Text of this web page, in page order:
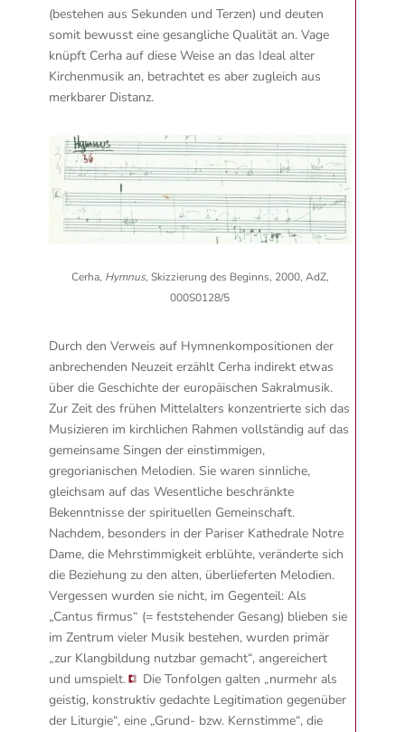
(bestehen aus Sekunden und Terzen) und deuten
somit bewusst eine gesangliche Qualität an. Vage
knüpft Cerha auf diese Weise an das Ideal alter
Kirchenmusik an, betrachtet es aber zugleich aus
merkbarer Distanz.
Cerha, Hymnus, Skizzierung des Beginns, 2000, AdZ,
000S0128/5
Durch den Verweis auf Hymnenkompositionen der
anbrechenden Neuzeit erzählt Cerha indirekt etwas
über die Geschichte der europäischen Sakralmusik.
Zur Zeit des frühen Mittelalters konzentrierte sich das
Musizieren im kirchlichen Rahmen vollständig auf das
gemeinsame Singen der einstimmigen,
gregorianischen Melodien. Sie waren sinnliche,
gleichsam auf das Wesentliche beschränkte
Bekenntnisse der spirituellen Gemeinschaft.
Nachdem, besonders in der Pariser Kathedrale Notre
Dame, die Mehrstimmigkeit erblühte, veränderte sich
die Beziehung zu den alten, überlieferten Melodien.
Vergessen wurden sie nicht, im Gegenteil: Als
„Cantus firmus“ (= feststehender Gesang) blieben sie
im Zentrum vieler Musik bestehen, wurden primär
„zur Klangbildung nutzbar gemacht“, angereichert
und umspielt.
Die Tonfolgen galten „nurmehr als
geistig, konstruktiv gedachte Legitimation gegenüber
der Liturgie“, eine „Grund- bzw. Kernstimme“, die